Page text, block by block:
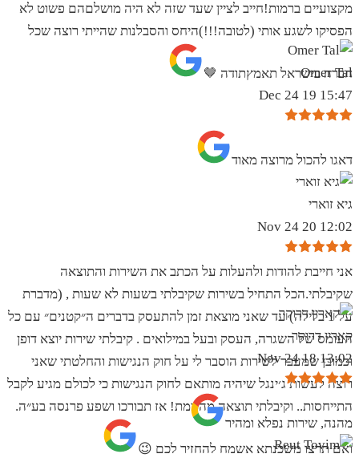
מקצועיים ברמות!חייב לציין שעד שזה לא היה מושלםהם פשוט לא
הפסיקו לשגע אותי (לטובה!!!)היחס והסבלנות שהייתי רוצה שכל
חברה בישראל תאמץתודה 🤎
Omer Tal
15:47 19 Dec 24
‏דאגו להכול מרוצה מאוד
גיא זוארי
12:02 20 Nov 24
אני חייבת להודות ולהעלות על הכתב את השירות והתוצאה
שקיבלתי.הכל התחיל בשירות שקיבלתי בשעות לא שעות , (מדברת
על 1 בלילה) עד שאני מוצאת זמן להתעסק בדברים ה״קטנים״ עם כל
העומס של השגרה, העסק ובעל במילואים . קיבלתי שירות יוצא דופן
וכמובן שמעבר לשירות הוסבר לי על חוק הנגישות והחלטתי שאני
רוצה לעשות ג׳ינגל שיהיה מותאם לחוק הנגישות כי לכולם מגיע לקבל
התייחסות.. וקיבלתי תוצאה מהממת! אז תבורכו ושפע פרנסה בע״ה.
ואם תרצו משכנתא אשמח להחזיר לכם 😉
קארין דרוקר
13:02 18 Nov 24
מהנה, שירות נפלא ומהיר